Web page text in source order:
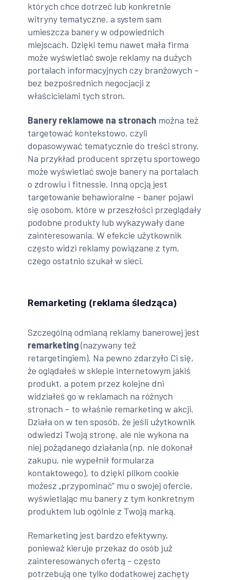
których chce dotrzeć lub konkretnie
witryny tematyczne, a system sam
umieszcza banery w odpowiednich
miejscach. Dzięki temu nawet mała firma
może wyświetlać swoje reklamy na dużych
portalach informacyjnych czy branżowych –
bez bezpośrednich negocjacji z
właścicielami tych stron.
Banery reklamowe na stronach można też
targetować kontekstowo, czyli
dopasowywać tematycznie do treści strony.
Na przykład producent sprzętu sportowego
może wyświetlać swoje banery na portalach
o zdrowiu i fitnessie. Inną opcją jest
targetowanie behawioralne – baner pojawi
się osobom, które w przeszłości przeglądały
podobne produkty lub wykazywały dane
zainteresowania. W efekcie użytkownik
często widzi reklamy powiązane z tym,
czego ostatnio szukał w sieci.
Remarketing (reklama śledząca)
Szczególną odmianą reklamy banerowej jest
remarketing(nazywany też
retargetingiem). Na pewno zdarzyło Ci się,
że oglądałeś w sklepie internetowym jakiś
produkt, a potem przez kolejne dni
widziałeś go w reklamach na różnych
stronach – to właśnie remarketing w akcji.
Działa on w ten sposób, że jeśli użytkownik
odwiedzi Twoją stronę, ale nie wykona na
niej pożądanego działania (np. nie dokonał
zakupu, nie wypełnił formularza
kontaktowego), to dzięki plikom cookie
możesz „przypominać” mu o swojej ofercie,
wyświetlając mu banery z tym konkretnym
produktem lub ogólnie z Twoją marką.
Remarketing jest bardzo efektywny,
ponieważ kieruje przekaz do osób już
zainteresowanych ofertą – często
potrzebują one tylko dodatkowej zachęty